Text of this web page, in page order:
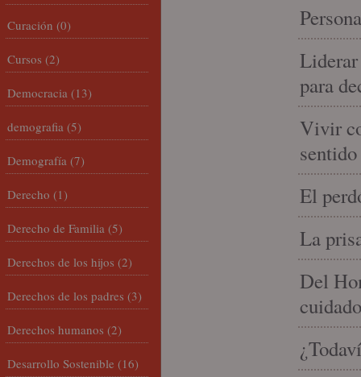
para
Vivir
El
La
Del
cuidado
Curación (0)
Cursos (2)
Democracia (13)
demografia (5)
Demografía (7)
Derecho (1)
Derecho de Familia (5)
Derechos de los hijos (2)
Derechos de los padres (3)
Derechos humanos (2)
Desarrollo Sostenible (16)